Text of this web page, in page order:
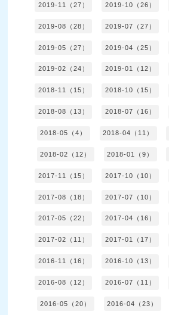
2019-11（27） 2019-10（26）
2019-08（28） 2019-07（27）
2019-05（27） 2019-04（25）
2019-02（24） 2019-01（12）
2018-11（15） 2018-10（15）
2018-08（13） 2018-07（16）
2018-05（4） 2018-04（11）
2018-02（12） 2018-01（9）
2017-11（15） 2017-10（10）
2017-08（18） 2017-07（10）
2017-05（22） 2017-04（16）
2017-02（11） 2017-01（17）
2016-11（16） 2016-10（13）
2016-08（12） 2016-07（11）
2016-05（20） 2016-04（23）